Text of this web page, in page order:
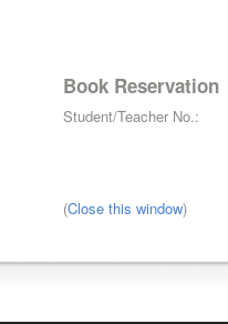
Book Reservation
Student/Teacher No.:
(Close this window)